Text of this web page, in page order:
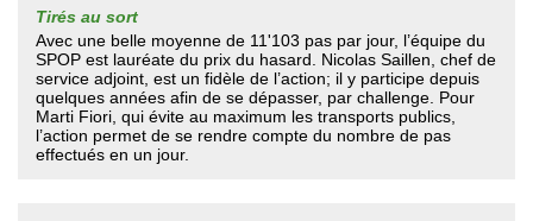
Tirés au sort
Avec une belle moyenne de 11'103 pas par jour, l’équipe du
SPOP est lauréate du prix du hasard. Nicolas Saillen, chef de
service adjoint, est un fidèle de l’action; il y participe depuis
quelques années afin de se dépasser, par challenge. Pour
Marti Fiori, qui évite au maximum les transports publics,
l’action permet de se rendre compte du nombre de pas
effectués en un jour.